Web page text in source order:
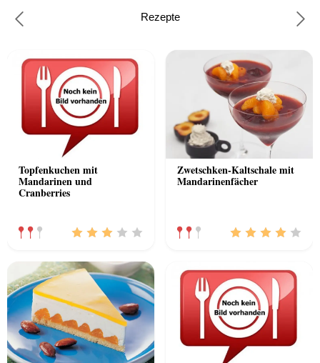
Rezepte
Topfenkuchen mit
Mandarinen und
Cranberries
Zwetschken-Kaltschale mit
Mandarinenfächer